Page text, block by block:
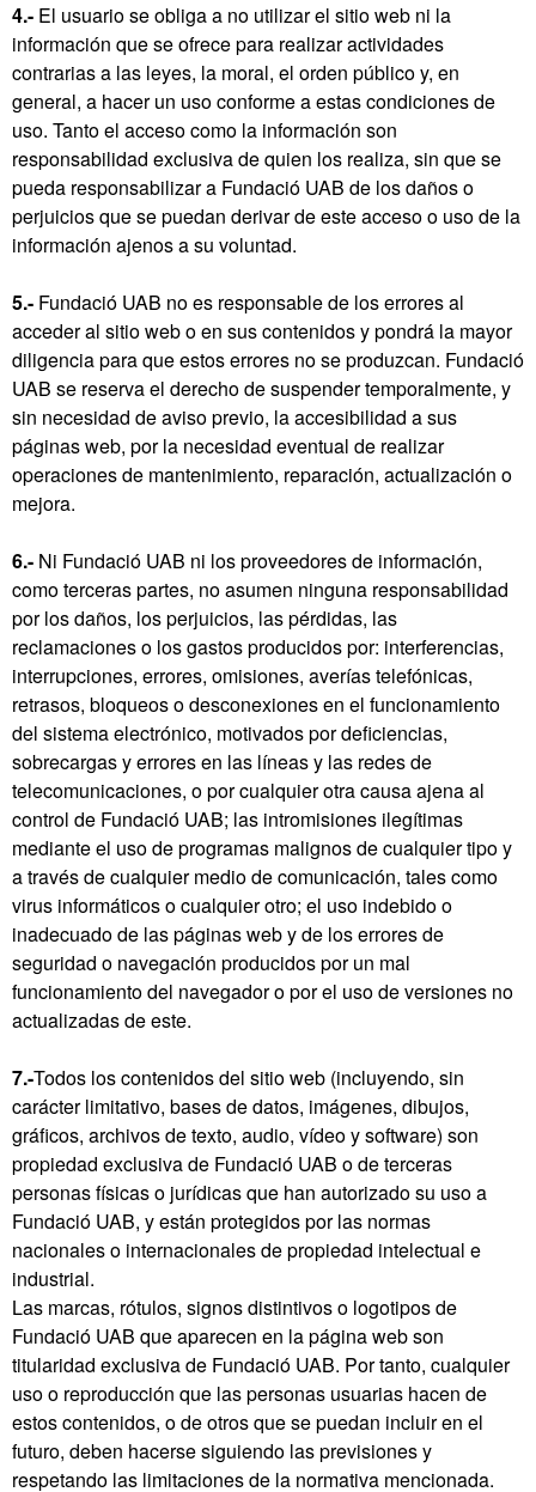
4.- El usuario se obliga a no utilizar el sitio web ni la
información que se ofrece para realizar actividades
contrarias a las leyes, la moral, el orden público y, en
general, a hacer un uso conforme a estas condiciones de
uso. Tanto el acceso como la información son
responsabilidad exclusiva de quien los realiza, sin que se
pueda responsabilizar a Fundació UAB de los daños o
perjuicios que se puedan derivar de este acceso o uso de la
información ajenos a su voluntad.
5.- Fundació UAB no es responsable de los errores al
acceder al sitio web o en sus contenidos y pondrá la mayor
diligencia para que estos errores no se produzcan. Fundació
UAB se reserva el derecho de suspender temporalmente, y
sin necesidad de aviso previo, la accesibilidad a sus
páginas web, por la necesidad eventual de realizar
operaciones de mantenimiento, reparación, actualización o
mejora.
6.- Ni Fundació UAB ni los proveedores de información,
como terceras partes, no asumen ninguna responsabilidad
por los daños, los perjuicios, las pérdidas, las
reclamaciones o los gastos producidos por: interferencias,
interrupciones, errores, omisiones, averías telefónicas,
retrasos, bloqueos o desconexiones en el funcionamiento
del sistema electrónico, motivados por deficiencias,
sobrecargas y errores en las líneas y las redes de
telecomunicaciones, o por cualquier otra causa ajena al
control de Fundació UAB; las intromisiones ilegítimas
mediante el uso de programas malignos de cualquier tipo y
a través de cualquier medio de comunicación, tales como
virus informáticos o cualquier otro; el uso indebido o
inadecuado de las páginas web y de los errores de
seguridad o navegación producidos por un mal
funcionamiento del navegador o por el uso de versiones no
actualizadas de este.
7.-Todos los contenidos del sitio web (incluyendo, sin
carácter limitativo, bases de datos, imágenes, dibujos,
gráficos, archivos de texto, audio, vídeo y software) son
propiedad exclusiva de Fundació UAB o de terceras
personas físicas o jurídicas que han autorizado su uso a
Fundació UAB, y están protegidos por las normas
nacionales o internacionales de propiedad intelectual e
industrial.
Las marcas, rótulos, signos distintivos o logotipos de
Fundació UAB que aparecen en la página web son
titularidad exclusiva de Fundació UAB. Por tanto, cualquier
uso o reproducción que las personas usuarias hacen de
estos contenidos, o de otros que se puedan incluir en el
futuro, deben hacerse siguiendo las previsiones y
respetando las limitaciones de la normativa mencionada.